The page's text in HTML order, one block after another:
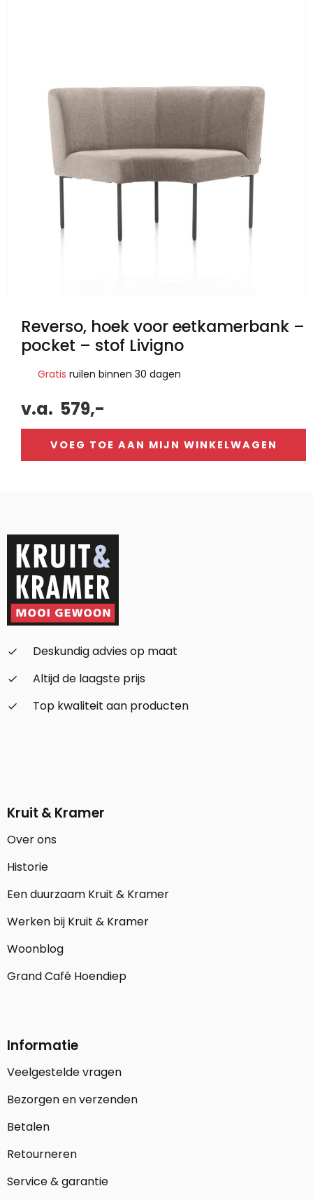
Reverso, hoek voor eetkamerbank –
pocket – stof Livigno
Gratis ruilen binnen 30 dagen
v.a. 579,-
VOEG TOE AAN MIJN WINKELWAGEN
check_small
Deskundig advies op maat
check_small
Altijd de laagste prijs
check_small
Top kwaliteit aan producten
Kruit & Kramer
Over ons
Historie
Een duurzaam Kruit & Kramer
Werken bij Kruit & Kramer
Woonblog
Grand Café Hoendiep
Informatie
Veelgestelde vragen
Bezorgen en verzenden
Betalen
Retourneren
Service & garantie